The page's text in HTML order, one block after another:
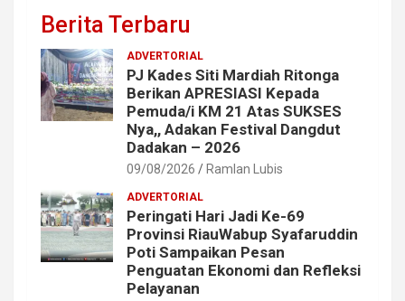
Berita Terbaru
ADVERTORIAL
PJ Kades Siti Mardiah Ritonga
Berikan APRESIASI Kepada
Pemuda/i KM 21 Atas SUKSES
Nya,, Adakan Festival Dangdut
Dadakan – 2026
09/08/2026 Ramlan Lubis
ADVERTORIAL
Peringati Hari Jadi Ke-69
Provinsi RiauWabup Syafaruddin
Poti Sampaikan Pesan
Penguatan Ekonomi dan Refleksi
Pelayanan